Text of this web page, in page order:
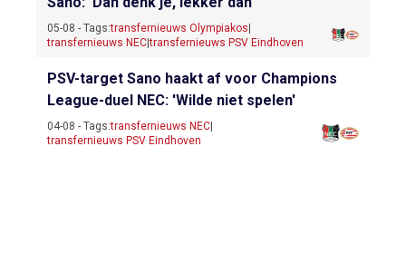
05-08 - Tags:transfernieuws Olympiakos
transfernieuws NEC|transfernieuws PSV Eindhoven
PSV-target Sano haakt af voor Champions
League-duel NEC: 'Wilde niet spelen'
04-08 - Tags:transfernieuws NEC
transfernieuws PSV Eindhoven